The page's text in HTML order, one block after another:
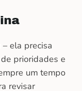
ela precisa
prioridades e
um tempo
revisar